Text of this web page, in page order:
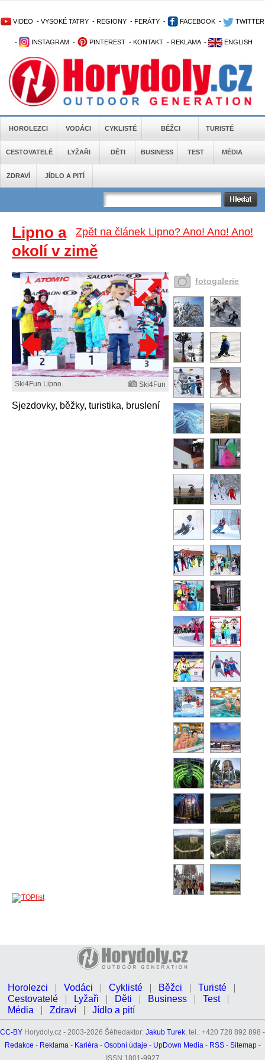
VIDEO - VYSOKÉ TATRY - REGIONY - FERÁTY - FACEBOOK - TWITTER
- INSTAGRAM - PINTEREST - KONTAKT - REKLAMA - ENGLISH
HOROLEZCI VODÁCI CYKLISTÉ BĚŽCI TURISTÉ
CESTOVATELÉ LYŽAŘI DĚTI BUSINESS TEST MÉDIA
ZDRAVÍ JÍDLO A PITÍ
Zpět na článek Lipno? Ano! Ano! Ano!
Lipno a
okolí v zimě
Ski4Fun Lipno. Ski4Fun
Sjezdovky, běžky, turistika, bruslení
fotogalerie
Horolezci Vodáci Cyklisté Běžci
Turisté
Cestovatelé
Lyžaři Děti Business
Test
Média
Zdraví Jídlo a pití
CC-BY Horydoly.cz - 2003-2026 Šéfredaktor: Jakub Turek, tel.: +420 728 892 898 -
Redakce - Reklama- Kariéra- Osobní údaje - UpDown Media- RSS- Sitemap-
ISSN 1801-9927